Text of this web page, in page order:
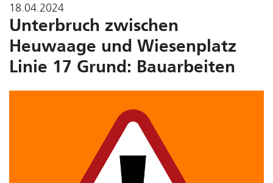
18.04.2024
Unterbruch zwischen
Heuwaage und Wiesenplatz
Linie 17 Grund: Bauarbeiten